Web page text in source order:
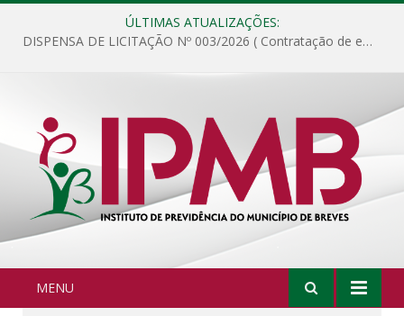
ÚLTIMAS ATUALIZAÇÕES:
DISPENSA DE LICITAÇÃO Nº 003/2026 ( Contratação de empresa para fornecimento de gêneros alimentícios não perecíveis, materiais de expediente, descartáveis, copa e cozinha, para análise e posterior publicação.)
MENU